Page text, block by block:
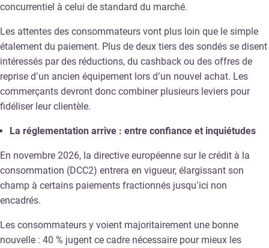
concurrentiel à celui de standard du marché.
Les attentes des consommateurs vont plus loin que le simple
étalement du paiement. Plus de deux tiers des sondés se disent
intéressés par des réductions, du cashback ou des offres de
reprise d’un ancien équipement lors d’un nouvel achat. Les
commerçants devront donc combiner plusieurs leviers pour
fidéliser leur clientèle.
La réglementation arrive : entre confiance et inquiétudes
En novembre 2026, la directive européenne sur le crédit à la
consommation (DCC2) entrera en vigueur, élargissant son
champ à certains paiements fractionnés jusqu’ici non
encadrés.
Les consommateurs y voient majoritairement une bonne
nouvelle : 40 % jugent ce cadre nécessaire pour mieux les